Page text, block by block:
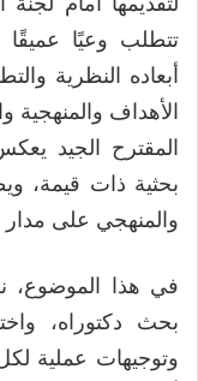
تتطلب وعيًا عميقًا
أبعاده النظرية
الأهداف والمنهجية
المقترح الجيد
بحثية ذات قيمة،
والمنهجي على
في هذا الموضوع،
بحث دكتوراه،
وتوجيهات عملية